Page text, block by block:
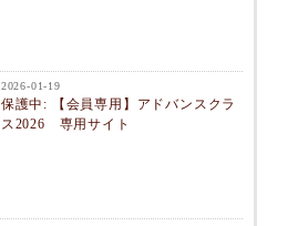
2026-01-19
保護中: 【会員専用】アドバンスクラ
ス2026 専用サイト